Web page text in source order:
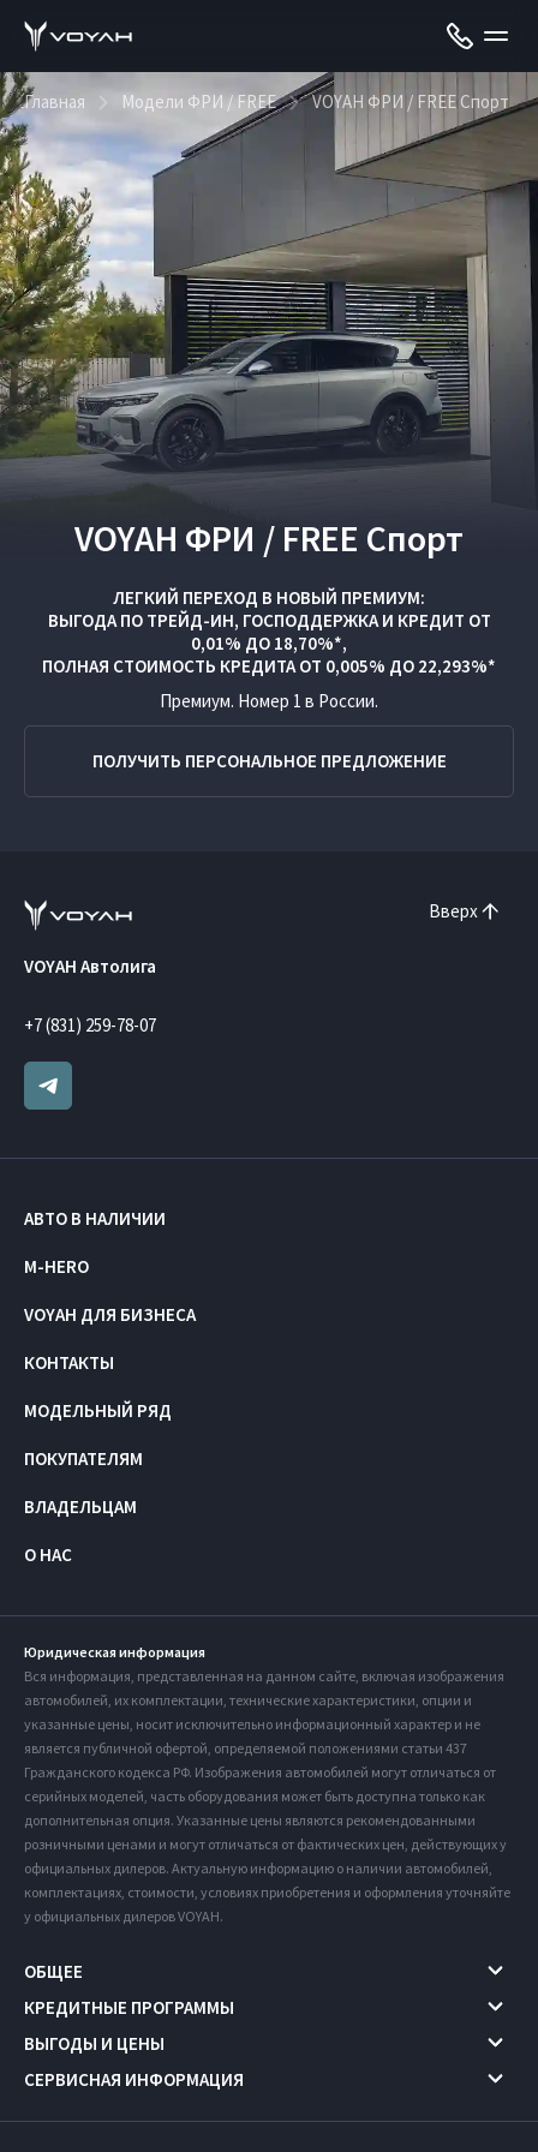
Главная Модели ФРИ / FREE VOYAH ФРИ / FREE Спорт
VOYAH ФРИ / FREE Спорт
ЛЕГКИЙ ПЕРЕХОД В НОВЫЙ ПРЕМИУМ:
ВЫГОДА ПО ТРЕЙД-ИН, ГОСПОДДЕРЖКАИ КРЕДИТ ОТ
0,01% ДО 18,70%*,
ПОЛНАЯ СТОИМОСТЬ КРЕДИТА ОТ 0,005% ДО 22,293%*
Премиум. Номер 1 в России.
ПОЛУЧИТЬ ПЕРСОНАЛЬНОЕ ПРЕДЛОЖЕНИЕ
Вверх
VOYAH Автолига
+7 (831) 259-78-07
АВТО В НАЛИЧИИ
M-HERO
VOYAH ДЛЯ БИЗНЕСА
КОНТАКТЫ
МОДЕЛЬНЫЙ РЯД
ПОКУПАТЕЛЯМ
ВЛАДЕЛЬЦАМ
О НАС
Юридическая информация
Вся информация, представленная на данном сайте, включая изображения
автомобилей, их комплектации, технические характеристики, опции и
указанные цены, носит исключительно информационный характер и не
является публичной офертой, определяемой положениями статьи 437
Гражданского кодекса РФ. Изображения автомобилей могут отличаться от
серийных моделей, часть оборудования может быть доступна только как
дополнительная опция. Указанные цены являются рекомендованными
розничными ценами и могут отличаться от фактических цен, действующих у
официальных дилеров. Актуальную информацию о наличии автомобилей,
комплектациях, стоимости, условиях приобретения и оформления уточняйте
у официальных дилеров VOYAH.
ОБЩЕЕ
КРЕДИТНЫЕ ПРОГРАММЫ
ВЫГОДЫ И ЦЕНЫ
СЕРВИСНАЯ ИНФОРМАЦИЯ